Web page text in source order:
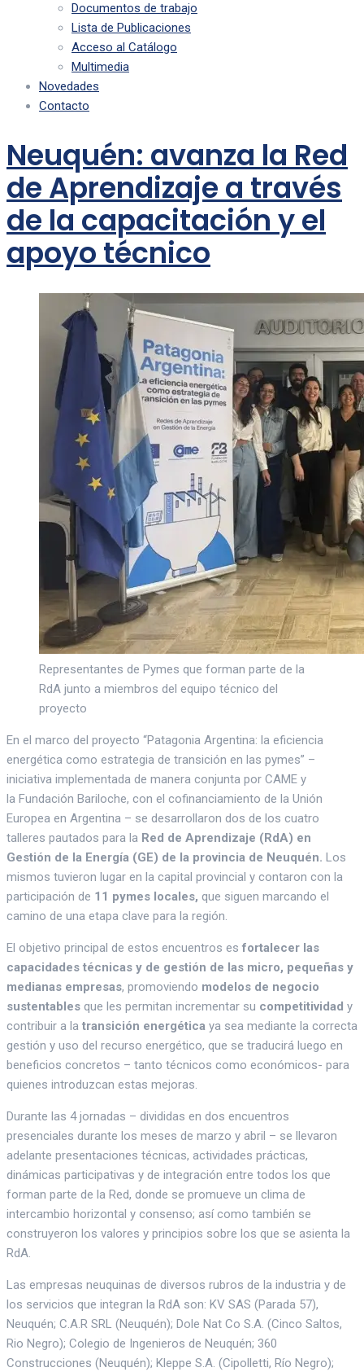
Documentos de trabajo
Lista de Publicaciones
Acceso al Catálogo
Multimedia
Novedades
Contacto
Neuquén: avanza la Red
de Aprendizaje a través
de la capacitación y el
apoyo técnico
Representantes de Pymes que forman parte de la
RdA junto a miembros del equipo técnico del
proyecto
En el marco del proyecto “Patagonia Argentina: la eficiencia
energética como estrategia de transición en las pymes” –
iniciativa implementada de manera conjunta por CAME y
la Fundación Bariloche, con el cofinanciamiento de la Unión
Europea en Argentina – se desarrollaron dos de los cuatro
talleres pautados para la Red de Aprendizaje (RdA) en
Gestión de la Energía (GE) de la provincia de Neuquén. Los
mismos tuvieron lugar en la capital provincial y contaron con la
participación de 11 pymes locales, que siguen marcando el
camino de una etapa clave para la región.
El objetivo principal de estos encuentros es fortalecer las
capacidades técnicas y de gestión de las micro, pequeñas y
medianas empresas, promoviendo modelos de negocio
sustentables que les permitan incrementar su competitividad y
contribuir a la transición energética ya sea mediante la correcta
gestión y uso del recurso energético, que se traducirá luego en
beneficios concretos – tanto técnicos como económicos- para
quienes introduzcan estas mejoras.
Durante las 4 jornadas – divididas en dos encuentros
presenciales durante los meses de marzo y abril – se llevaron
adelante presentaciones técnicas, actividades prácticas,
dinámicas participativas y de integración entre todos los que
forman parte de la Red, donde se promueve un clima de
intercambio horizontal y consenso; así como también se
construyeron los valores y principios sobre los que se asienta la
RdA.
Las empresas neuquinas de diversos rubros de la industria y de
los servicios que integran la RdA son: KV SAS (Parada 57),
Neuquén; C.A.R SRL (Neuquén); Dole Nat Co S.A. (Cinco Saltos,
Rio Negro); Colegio de Ingenieros de Neuquén; 360
Construcciones (Neuquén); Kleppe S.A. (Cipolletti, Río Negro);